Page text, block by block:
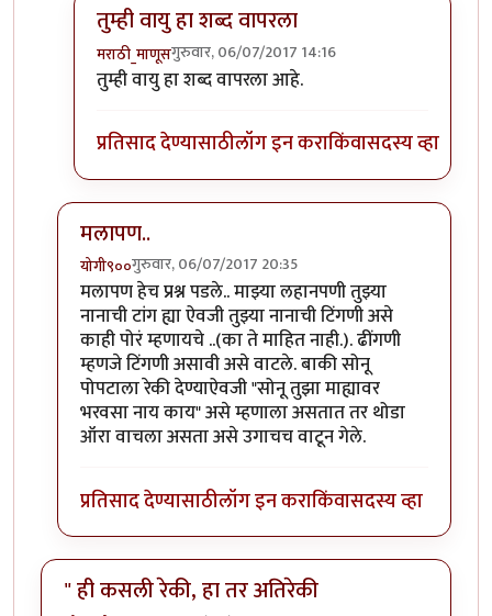
तुम्ही वायु हा शब्द वापरला
मराठी_माणूसगुरुवार, 06/07/2017 14:16
In reply to१) ढींणगी...ओके सॉरी.
तुम्ही वायु हा शब्द वापरला आहे.
प्रतिसाद देण्यासाठीलॉग इन कराकिंवासदस्य व्हा
मलापण..
योगी९००गुरुवार, 06/07/2017 20:35
In reply toकाही प्रश्नbyमराठी_माणूस
मलापण हेच प्रश्न पडले.. माझ्या लहानपणी तुझ्या
नानाची टांग ह्या ऐवजी तुझ्या नानाची टिंगणी असे
काही पोरं म्हणायचे ..(का ते माहित नाही.). ढींगणी
म्हणजे टिंगणी असावी असे वाटले. बाकी सोनू
पोपटाला रेकी देण्याऐवजी "सोनू तुझा माह्यावर
भरवसा नाय काय" असे म्हणाला असतात तर थोडा
ऑरा वाचला असता असे उगाचच वाटून गेले.
प्रतिसाद देण्यासाठीलॉग इन कराकिंवासदस्य व्हा
" ही कसली रेकी, हा तर अतिरेकी